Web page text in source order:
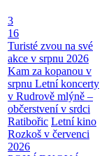
3
16
Turisté zvou na své
akce v srpnu 2026
Kam za kopanou v
srpnu Letní koncerty
v Rudrově mlýně –
občerstvení v srdci
Ratibořic Letní kino
Rozkoš v červenci
2026